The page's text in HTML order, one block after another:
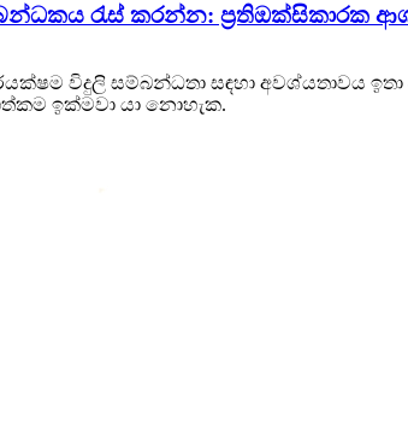
රැස් කරන්න: ප්‍රතිඔක්සිකාරක
විදුලි සම්බන්ධතා සඳහා අවශ්යතාවය
ඉක්මවා යා නොහැක.